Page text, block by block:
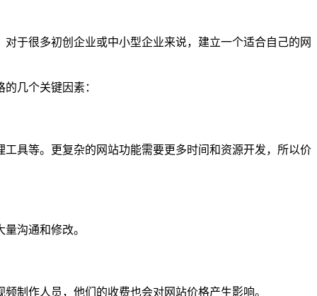
于很多初创企业或中小型企业来说，建立一个适合自己的网
几个关键因素：
具等。更复杂的网站功能需要更多时间和资源开发，所以价
沟通和修改。
制作人员，他们的收费也会对网站价格产生影响。